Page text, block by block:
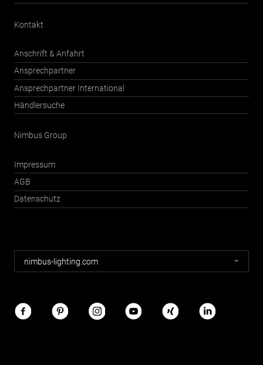
Kontakt
Anschrift & Anfahrt
Ansprechpartner
Ansprechpartner International
Händlersuche
Nimbus Group
Impressum
AGB
Datenschutz
Nimbus
Webseiten
nimbus-lighting.com
Nimbus
im